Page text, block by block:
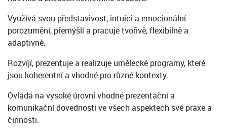
Využívá svou představivost, intuici a emocionální
porozumění, přemýšlí a pracuje tvořivě, flexibilně a
adaptivně.
Rozvíjí, prezentuje a realizuje umělecké programy, které
jsou koherentní a vhodné pro různé kontexty.
Ovládá na vysoké úrovni vhodné prezentační a
komunikační dovednosti ve všech aspektech své praxe a
činnosti.